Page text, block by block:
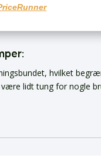
hvilket
være lidt tung for nogle